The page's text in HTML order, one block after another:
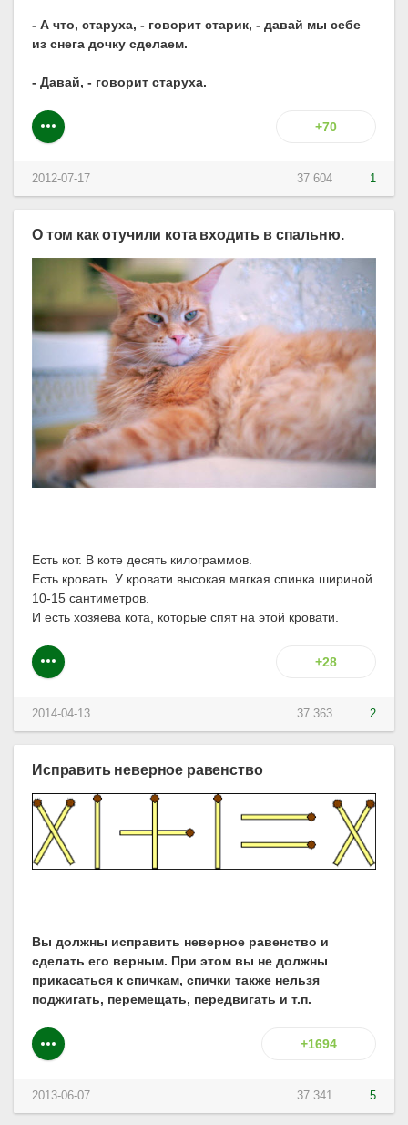
- А что, старуха, - говорит старик, - давай мы себе
из снега дочку сделаем.
- Давай, - говорит старуха.
+70
37 604 1
2012-07-17
О том как отучили кота входить в спальню.
Есть кот. В коте десять килограммов.
Есть кровать. У кровати высокая мягкая спинка шириной
10-15 сантиметров.
И есть хозяева кота, которые спят на этой кровати.
+28
37 363 2
2014-04-13
Исправить неверное равенство
Вы должны исправить неверное равенство и
сделать его верным. При этом вы не должны
прикасаться к спичкам, спички также нельзя
поджигать, перемещать, передвигать и т.п.
+1694
37 341 5
2013-06-07